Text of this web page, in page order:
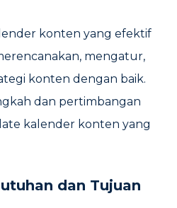
konten yang efektif
mengatur,
konten dengan baik.
dan pertimbangan
kalender konten yang
dan Tujuan